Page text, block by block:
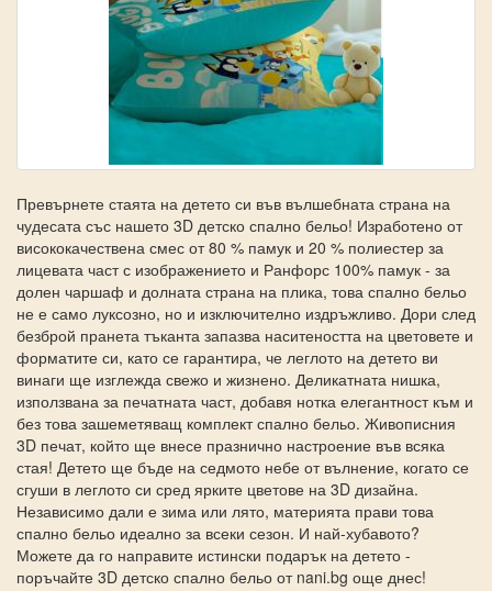
Превърнете стаята на детето си във вълшебната страна на
чудесата със нашето 3D детско спално бельо! Изработено от
висококачествена смес от 80 % памук и 20 % полиестер за
лицевата част с изображението и Ранфорс 100% памук - за
долен чаршаф и долната страна на плика, това спално бельо
не е само луксозно, но и изключително издръжливо. Дори след
безброй пранета тъканта запазва наситеността на цветовете и
форматите си, като се гарантира, че леглото на детето ви
винаги ще изглежда свежо и жизнено. Деликатната нишка,
използвана за печатната част, добавя нотка елегантност към и
без това зашеметяващ комплект спално бельо. Живописния
3D печат, който ще внесе празнично настроение във всяка
стая! Детето ще бъде на седмото небе от вълнение, когато се
сгуши в леглото си сред ярките цветове на 3D дизайна.
Независимо дали е зима или лято, материята прави това
спално бельо идеално за всеки сезон. И най-хубавото?
Можете да го направите истински подарък на детето -
поръчайте 3D детско спално бельо от nani.bg още днес!